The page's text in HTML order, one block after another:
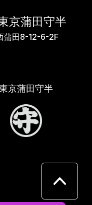
京蒲田守半
蒲田8-12-6-2F
京蒲田守半